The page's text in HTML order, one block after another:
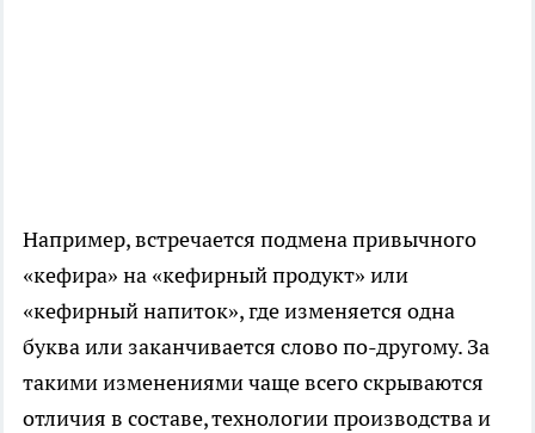
Например, встречается подмена привычного
«кефира» на «кефирный продукт» или
«кефирный напиток», где изменяется одна
буква или заканчивается слово по-другому. За
такими изменениями чаще всего скрываются
отличия в составе, технологии производства и